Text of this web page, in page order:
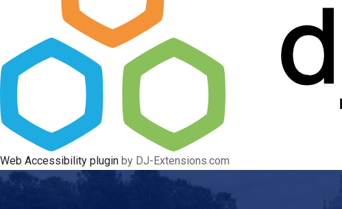
Web Accessibility plugin by DJ-Extensions.com